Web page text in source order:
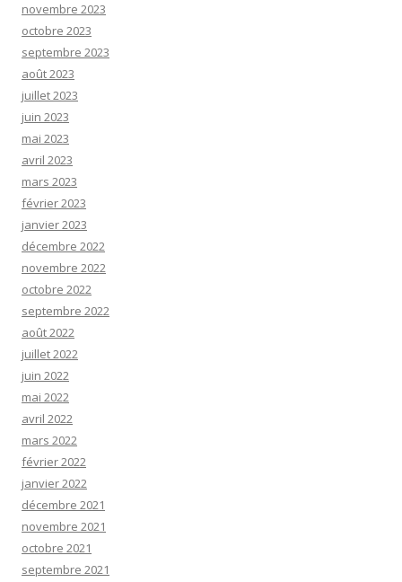
novembre 2023
octobre 2023
septembre 2023
août 2023
juillet 2023
juin 2023
mai 2023
avril 2023
mars 2023
février 2023
janvier 2023
décembre 2022
novembre 2022
octobre 2022
septembre 2022
août 2022
juillet 2022
juin 2022
mai 2022
avril 2022
mars 2022
février 2022
janvier 2022
décembre 2021
novembre 2021
octobre 2021
septembre 2021